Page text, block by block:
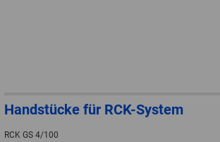
Handstücke für RCK-System
RCK GS 4/100